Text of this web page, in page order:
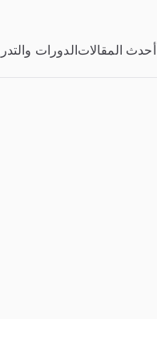
أحدث المقالاتالدورات